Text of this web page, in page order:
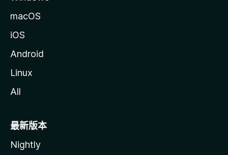
macOS
iOS
Android
Linux
All
最新版本
Nightly